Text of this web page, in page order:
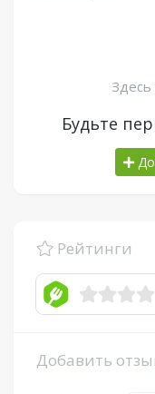
Будьте
Рейтинги
Добавить